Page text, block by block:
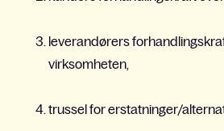
leverandørers
virksomheten,
trussel for erstatninger/